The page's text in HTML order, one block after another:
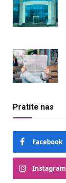
Pratite nas
Facebook
Instagram